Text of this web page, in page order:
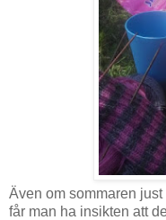
Även om sommaren
får man ha insikten att